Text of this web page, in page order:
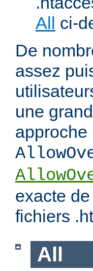
All ci-
De
assez
une
approche
exacte
fichiers
All